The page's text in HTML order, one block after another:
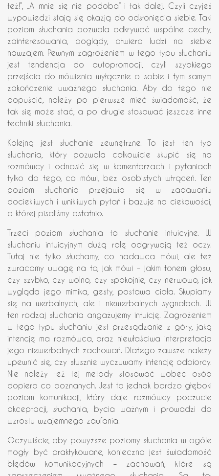
też!”, „A mnie się nie podoba” i tak dalej. Czyli czyjeś
wypowiedzi stają się okazją do odsłonięcia siebie. Taki
poziom słuchania pozwala odkrywać wspólne cechy,
zainteresowania, poglądy, otwiera ludzi na siebie
nawzajem. Pewnym zagrożeniem w tego typu słuchaniu
jest tendencja do autopromocji, czyli szybkiego
przejścia do mówienia wyłącznie o sobie i tym samym
zakończenie uważnego słuchania. Aby do tego nie
dopuścić, należy po pierwsze mieć świadomość, że
tak się może stać, a po drugie stosować jeszcze inne
techniki słuchania.
Kolejną jest słuchanie zewnętrzne. To jest ten typ
słuchania, który pozwala całkowicie skupić się na
rozmówcy i odnosić się w komentarzach i pytaniach
tylko do tego, co mówi, bez osobistych wtrąceń. Ten
poziom słuchania przejawia się w zadawaniu
dociekliwych i wnikliwych pytań i bazuje na ciekawości,
o której pisaliśmy ostatnio.
Trzeci poziom słuchania to słuchanie intuicyjne. W
słuchaniu intuicyjnym dużą rolę odgrywają też oczy.
Tutaj nie tylko słuchamy, co nadawca mówi, ale też
zwracamy uwagę na to, jak mówi – jakim tonem głosu,
czy szybko, czy wolno, czy spokojnie, czy nerwowo, jak
wygląda jego mimika, gesty, postawa ciała. Skupiamy
się na werbalnych, ale i niewerbalnych sygnałach. W
ten rodzaj słuchania angażujemy intuicję. Zagrożeniem
w tego typu słuchaniu jest przesądzanie z góry, jaką
intencję ma rozmówca, oraz niewłaściwa interpretacja
jego niewerbalnych zachowań. Dlatego zawsze należy
upewnić się, czy słusznie wyczuwamy intencję odbiorcy.
Nie należy też tej metody stosować wobec osób
dopiero co poznanych. Jest to jednak bardzo głęboki
poziom komunikacji, który daje rozmówcy poczucie
akceptacji, słuchania, bycia ważnym i prowadzi do
wzrostu wzajemnego zaufania.
Oczywiście, aby powyższe poziomy słuchania w ogóle
mogły być praktykowane, konieczna jest świadomość
błędów komunikacyjnych – zachowań, które są